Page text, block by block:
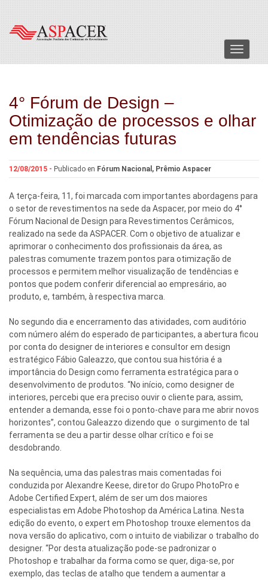
Menu
4° Fórum de Design –
Otimização de processos e olhar
em tendências futuras
12/08/2015 - Publicado en Fórum Nacional , Prêmio Aspacer
A terça-feira, 11, foi marcada com importantes abordagens para
o setor de revestimentos na sede da Aspacer, por meio do 4°
Fórum Nacional de Design para Revestimentos Cerâmicos,
realizado na sede da ASPACER. Com o objetivo de atualizar e
aprimorar o conhecimento dos profissionais da área, as
palestras comumente trazem pontos para otimização de
processos e permitem melhor visualização de tendências e
pontos que podem conferir diferencial ao empresário, ao
produto, e, também, à respectiva marca.
No segundo dia e encerramento das atividades, com auditório
com número além do esperado de participantes, a abertura ficou
por conta do designer de interiores e consultor em design
estratégico Fábio Galeazzo, que contou sua história é a
importância do Design como ferramenta estratégica para o
desenvolvimento de produtos. “No início, como designer de
interiores, percebi que era preciso ouvir o cliente para, assim,
entender a demanda, esse foi o ponto-chave para me abrir novos
horizontes”, contou Galeazzo dizendo que o surgimento de tal
ferramenta se deu a partir desse olhar crítico e foi se
desdobrando.
Na sequência, uma das palestras mais comentadas foi
conduzida por Alexandre Keese, diretor do Grupo PhotoPro e
Adobe Certified Expert, além de ser um dos maiores
especialistas em Adobe Photoshop da América Latina. Nesta
edição do evento, o expert em Photoshop trouxe elementos da
nova versão do aplicativo, com o intuito de viabilizar o trabalho do
designer. “Por desta atualização pode-se padronizar o
Photoshop e trabalhar da forma como se quer, diga-se, por
exemplo, das teclas de atalho que tendem a aumentar a